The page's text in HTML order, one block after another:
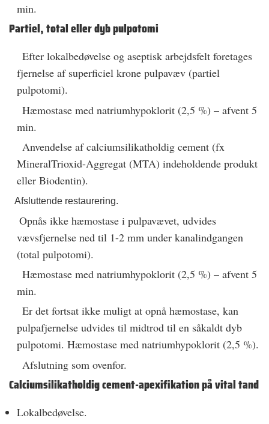
min.
Partiel, total eller dyb pulpotomi
Efter lokalbedøvelse og aseptisk arbejdsfelt foretages
fjernelse af superficiel krone pulpavæv (partiel
pulpotomi).
Hæmostase med natriumhypoklorit (2,5 %) – afvent 5
min.
Anvendelse af calciumsilikatholdig cement (fx
MineralTrioxid-Aggregat (MTA) indeholdende produkt
eller Biodentin).
Afsluttende restaurering.
Opnås ikke hæmostase i pulpavævet, udvides
vævsfjernelse ned til 1-2 mm under kanalindgangen
(total pulpotomi).
Hæmostase med natriumhypoklorit (2,5 %) – afvent 5
min.
Er det fortsat ikke muligt at opnå hæmostase, kan
pulpafjernelse udvides til midtrod til en såkaldt dyb
pulpotomi. Hæmostase med natriumhypoklorit (2,5 %).
Afslutning som ovenfor.
Calciumsilikatholdig cement-apexifikation på vital tand
Lokalbedøvelse.